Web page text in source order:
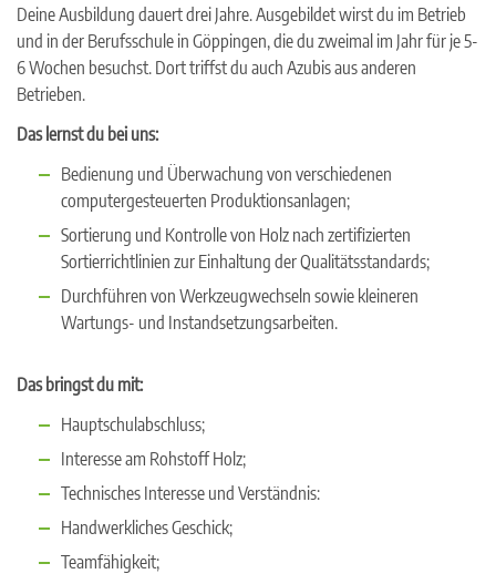
Deine Ausbildung dauert drei Jahre. Ausgebildet wirst du im Betrieb
und in der Berufsschule in Göppingen, die du zweimal im Jahr für je 5-
6 Wochen besuchst. Dort triffst du auch Azubis aus anderen
Betrieben.
Das lernst du bei uns:
Bedienung und Überwachung von verschiedenen
computergesteuerten Produktionsanlagen;
Sortierung und Kontrolle von Holz nach zertifizierten
Sortierrichtlinien zur Einhaltung der Qualitätsstandards;
Durchführen von Werkzeugwechseln sowie kleineren
Wartungs- und Instandsetzungsarbeiten.
Das bringst du mit:
Hauptschulabschluss;
Interesse am Rohstoff Holz;
Technisches Interesse und Verständnis:
Handwerkliches Geschick;
Teamfähigkeit;